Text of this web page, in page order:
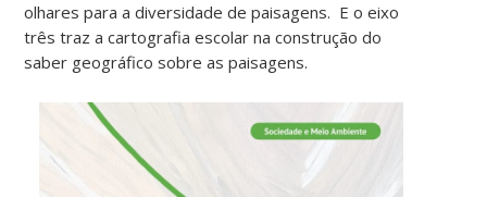
olhares para a diversidade de paisagens. E o eixo
três traz a cartografia escolar na construção do
saber geográfico sobre as paisagens.